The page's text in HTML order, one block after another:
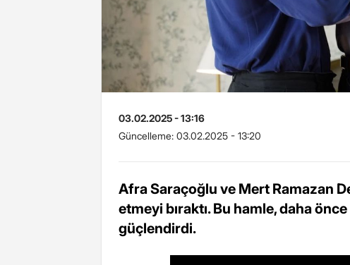
03.02.2025 - 13:16
Güncelleme: 03.02.2025 - 13:20
Afra Saraçoğlu ve Mert Ramazan
etmeyi bıraktı. Bu hamle, daha
güçlendirdi.